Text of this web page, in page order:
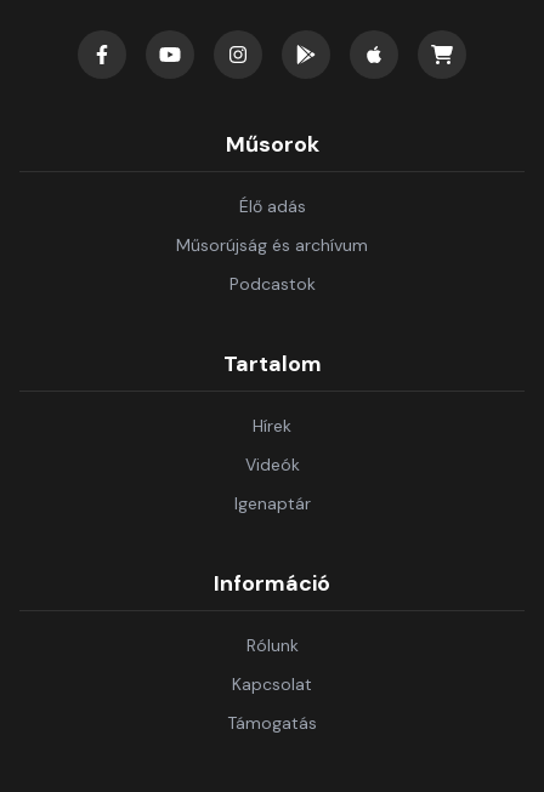
Műsorok
Élő adás
Műsorújság és archívum
Podcastok
Tartalom
Hírek
Videók
Igenaptár
Információ
Rólunk
Kapcsolat
Támogatás